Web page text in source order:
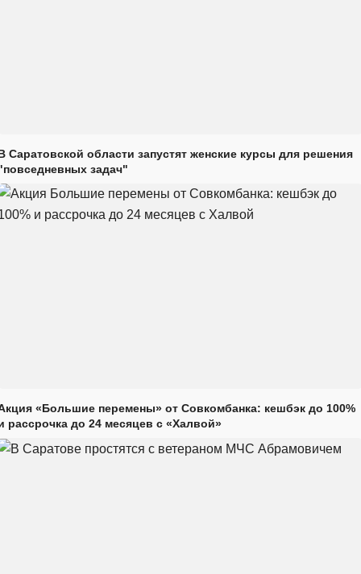
Саратовской области запустят женские курсы для решения
задач"
«Большие перемены» от Совкомбанка: кешбэк до 100%
рассрочка до 24 месяцев с «Халвой»